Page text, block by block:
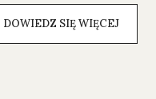
DOWIEDZ SIĘ WIĘCEJ